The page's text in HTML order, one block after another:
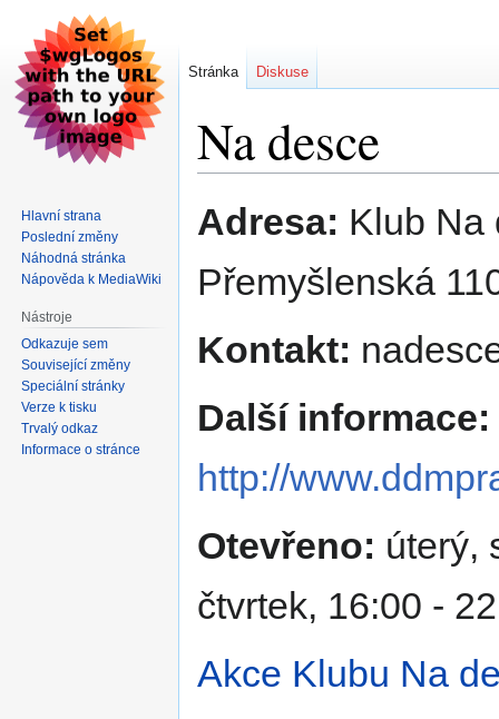
Na desce
na
na
Adresa: Klub Na
Přemyšlenská
Kontakt:
Další informace:
http://
Otevřeno: úterý,
čtvrtek, 16:00 -
Akce Klubu Na
Stránka Diskuse
Hlavní strana
Poslední změny
Náhodná stránka
Nápověda k MediaWiki
Nástroje
Odkazuje sem
Související změny
Speciální stránky
Verze k tisku
Trvalý odkaz
Informace o stránce